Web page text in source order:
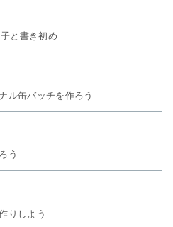
と書き初め
ル缶バッチを作ろう
う
りしよう